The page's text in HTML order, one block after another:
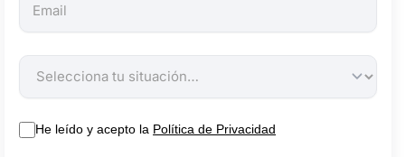
He leído y acepto la Política de Privacidad